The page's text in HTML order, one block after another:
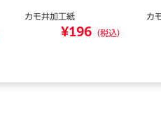
カモ井加工紙
¥196 （税込）
カ